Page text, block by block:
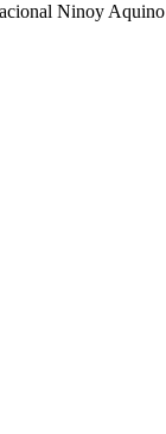
Ninoy Aquino